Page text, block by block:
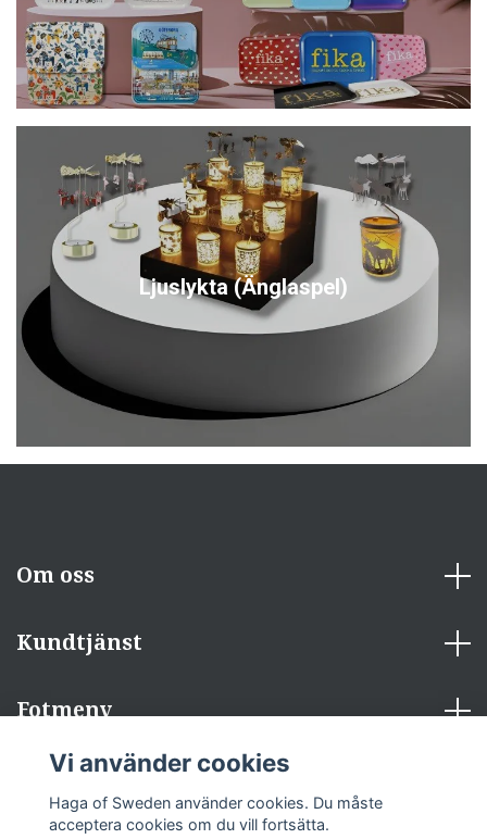
Ljuslykta (Änglaspel)
Om oss
Kundtjänst
Fotmeny
Sociala medier
Vi använder cookies
Haga of Sweden använder cookies. Du måste
acceptera cookies om du vill fortsätta.